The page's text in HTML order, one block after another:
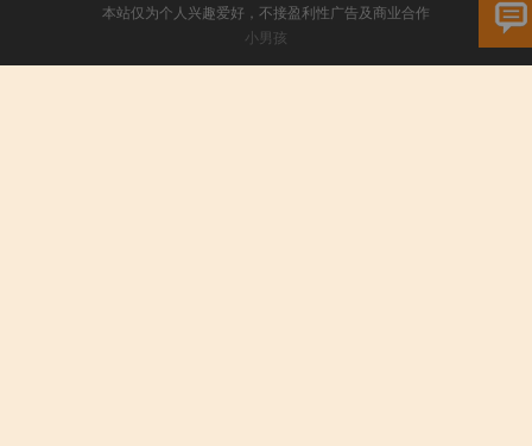
本站仅为个人兴趣爱好，不接盈利性广告及商业合作
小男孩